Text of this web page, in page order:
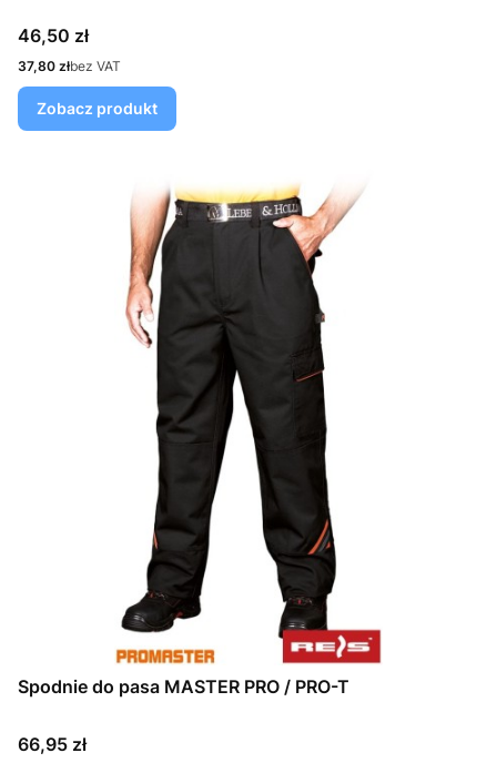
Cena
46,50 zł
Cena
37,80 złbez VAT
Zobacz produkt
Spodnie do pasa MASTER PRO / PRO-T
Cena
66,95 zł